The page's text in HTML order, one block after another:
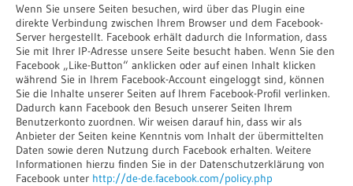
Wenn Sie unsere Seiten besuchen, wird über das Plugin eine
direkte Verbindung zwischen Ihrem Browser und dem Facebook-
Server hergestellt. Facebook erhält dadurch die Information, dass
Sie mit Ihrer IP-Adresse unsere Seite besucht haben. Wenn Sie den
Facebook „Like-Button“ anklicken oder auf einen Inhalt klicken
während Sie in Ihrem Facebook-Account eingeloggt sind, können
Sie die Inhalte unserer Seiten auf Ihrem Facebook-Profil verlinken.
Dadurch kann Facebook den Besuch unserer Seiten Ihrem
Benutzerkonto zuordnen. Wir weisen darauf hin, dass wir als
Anbieter der Seiten keine Kenntnis vom Inhalt der übermittelten
Daten sowie deren Nutzung durch Facebook erhalten. Weitere
Informationen hierzu finden Sie in der Datenschutzerklärung von
Facebook unter http://de-de.facebook.com/policy.php